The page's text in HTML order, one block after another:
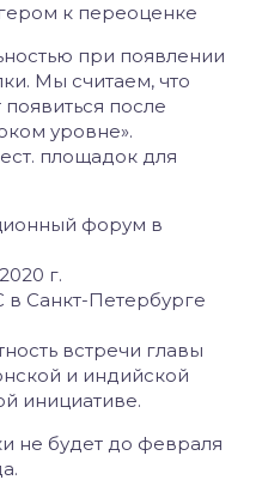
к переоценке
при появлении
Мы считаем, что
после
уровне».
площадок для
форум в
г.
Санкт-Петербурге
встречи главы
и индийской
инициативе.
не будет до февраля